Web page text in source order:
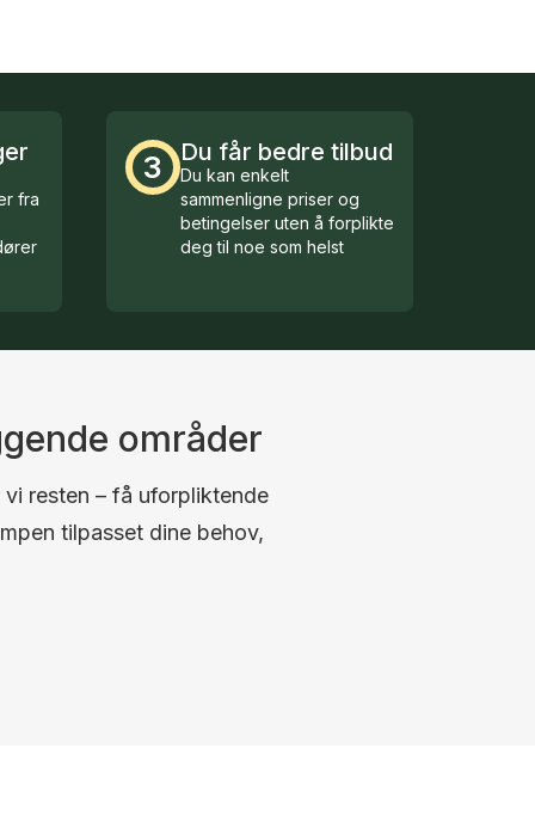
fra
3 Du får bedre tilbud
Du kan enkelt
sammenligne priser og
betingelser uten å forplikte
deg til noe som helst
områder
resten – få uforpliktende
tilpasset dine behov,